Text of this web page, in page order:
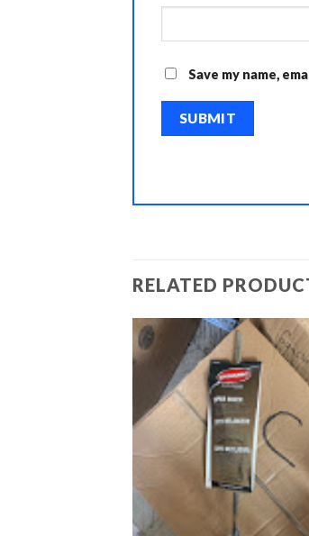
Save my name,
RELATED